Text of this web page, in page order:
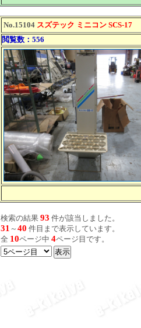
No.15104 スズテック ミニコン SCS-17
閲覧数：556
検索の結果 93 件が該当しました。
31 ～ 40 件目まで表示しています。
全 10ページ中 4ページ目です。